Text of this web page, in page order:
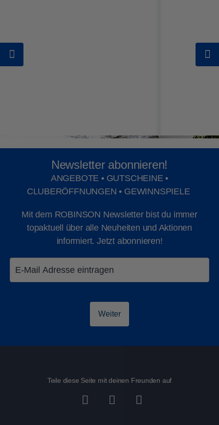
Ferien in Khao Lak
Newsletter abonnieren!
ANGEBOTE • GUTSCHEINE •
CLUBERÖFFNUNGEN • GEWINNSPIELE
Mit dem ROBINSON Newsletter bist du immer
topaktuell über alle Neuheiten und Aktionen
informiert. Jetzt abonnieren!
Weiter
Teile diese Seite mit deinen Freunden auf